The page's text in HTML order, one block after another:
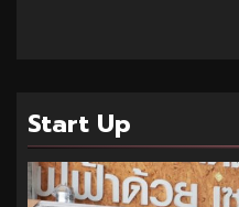
Start Up